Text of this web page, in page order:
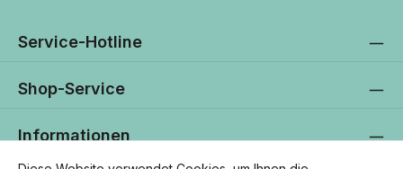
Service-Hotline
Shop-Service
Informationen